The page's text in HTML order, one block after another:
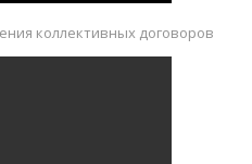
коллективных договоров